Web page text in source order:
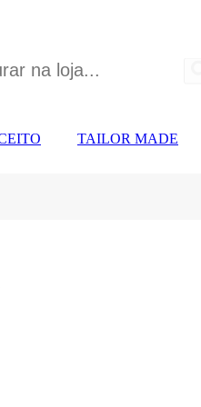
TAILOR MADE